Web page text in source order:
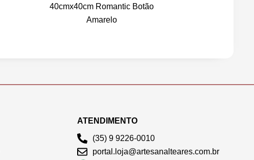
40cmx40cm Romantic Botão
Amarelo
ATENDIMENTO
(35) 9 9226-0010
portal.loja@artesanalteares.com.br